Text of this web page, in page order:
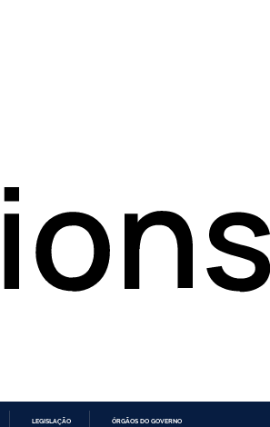
LEGISLAÇÃO ÓRGÃOS DO GOVERNO